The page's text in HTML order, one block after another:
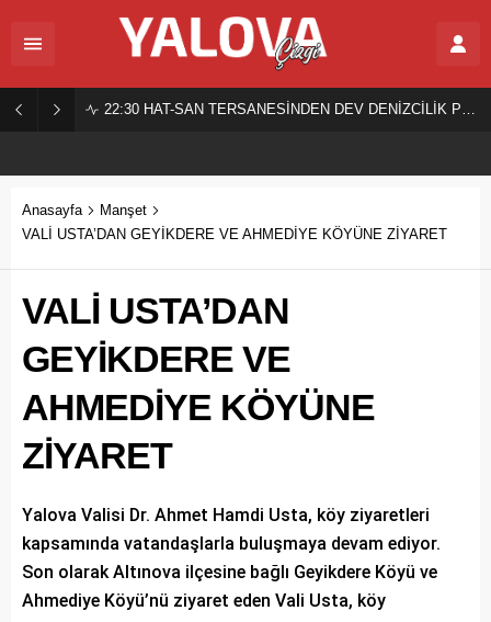
22:30 HAT-SAN TERSANESİNDEN DEV DENİZCİLİK PROJESİ!
Anasayfa
Manşet
VALİ USTA’DAN GEYİKDERE VE AHMEDİYE KÖYÜNE ZİYARET
VALİ USTA’DAN
GEYİKDERE VE
AHMEDİYE KÖYÜNE
ZİYARET
Yalova Valisi Dr. Ahmet Hamdi Usta, köy ziyaretleri
kapsamında vatandaşlarla buluşmaya devam ediyor.
Son olarak Altınova ilçesine bağlı Geyikdere Köyü ve
Ahmediye Köyü’nü ziyaret eden Vali Usta, köy